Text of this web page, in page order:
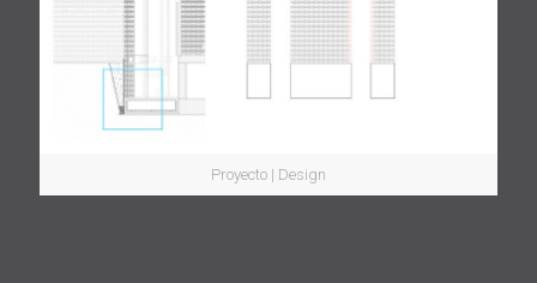
Proyecto | Design